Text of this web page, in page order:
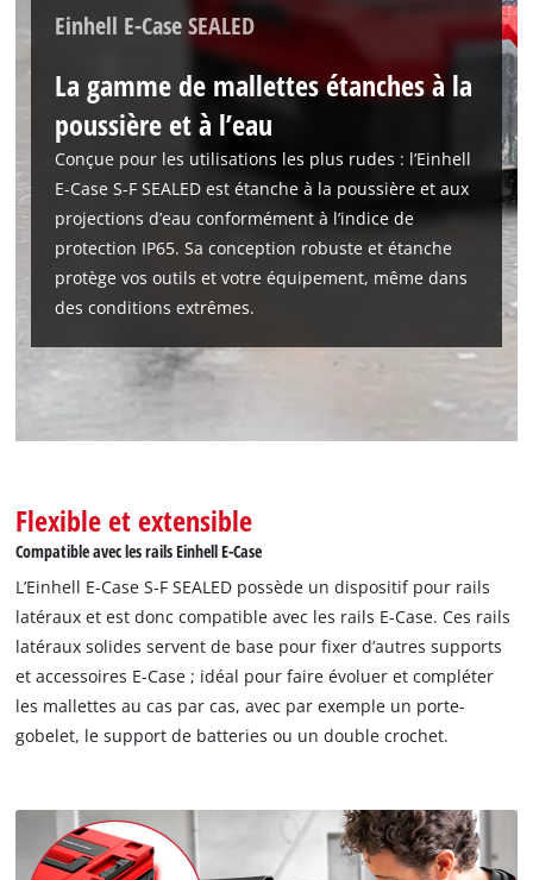
Nous avons besoin de ton accord pour
pouvoir charger Google Maps !
This content is not permitted to load due
to trackers that are not disclosed to the
the site with their CMP to add this content
to the list of technologies used.
Management Platform
Einhell E-Case SEALED
La gamme de mallettes étanches à la
poussière et à l’eau
Conçue pour les utilisations les plus rudes : l’Einhell
E-Case S-F SEALED est étanche à la poussière et aux
projections d’eau conformément à l’indice de
protection IP65. Sa conception robuste et étanche
protège vos outils et votre équipement, même dans
des conditions extrêmes.
Flexible et extensible
Compatible avec les rails Einhell E-Case
L’Einhell E-Case S-F SEALED possède un dispositif pour rails
latéraux et est donc compatible avec les rails E-Case. Ces rails
latéraux solides servent de base pour fixer d’autres supports
et accessoires E-Case ; idéal pour faire évoluer et compléter
les mallettes au cas par cas, avec par exemple un porte-
gobelet, le support de batteries ou un double crochet.